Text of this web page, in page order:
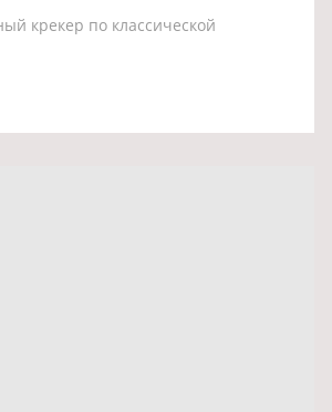
крекер по классической